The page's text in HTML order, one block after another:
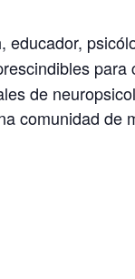
educador,
de
comunidad de